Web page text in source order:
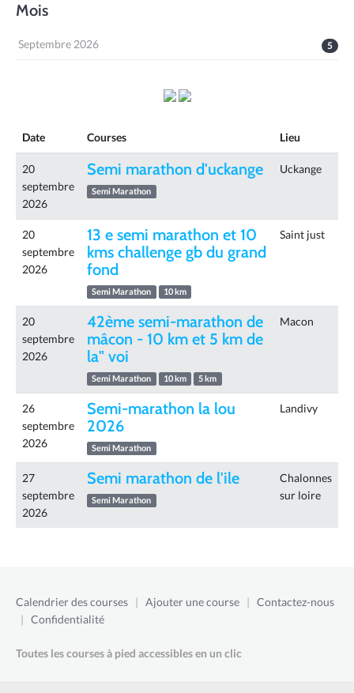
Mois
5
Septembre 2026
Date Courses Lieu
20
septembre
2026
Semi marathon d'uckange
Semi Marathon
Uckange
20
septembre
2026
13 e semi marathon et 10
kms challenge gb du grand
fond
Semi Marathon 10 km
Saint just
20
septembre
2026
42ème semi-marathon de
mâcon - 10 km et 5 km de
la" voi
Semi Marathon 10 km 5 km
Macon
26
septembre
2026
Semi-marathon la lou
2026
Semi Marathon
Landivy
27
septembre
2026
Semi marathon de l'ile
Semi Marathon
Chalonnes
sur loire
Calendrier des courses | Ajouter une course | Contactez-nous
| Confidentialité
Toutes les courses à pied accessibles en un clic